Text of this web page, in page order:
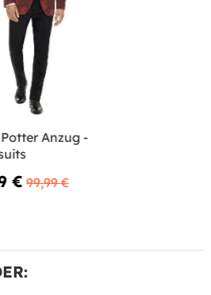
Anzug -
€ 99,99 €